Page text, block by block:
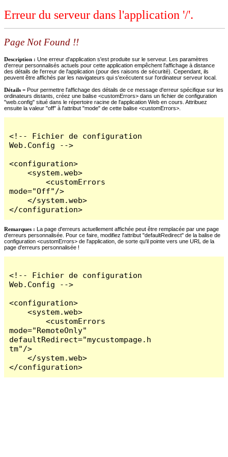
Erreur du serveur dans l'application '/'.
Page Not Found !!
Description : Une erreur d'application s'est produite sur le serveur. Les paramètres
d'erreur personnalisés actuels pour cette application empêchent l'affichage à distance
des détails de l'erreur de l'application (pour des raisons de sécurité). Cependant, ils
peuvent être affichés par les navigateurs qui s'exécutent sur l'ordinateur serveur local.
Détails = Pour permettre l'affichage des détails de ce message d'erreur spécifique sur les
ordinateurs distants, créez une balise <customErrors> dans un fichier de configuration
"web.config" situé dans le répertoire racine de l'application Web en cours. Attribuez
ensuite la valeur "off" à l'attribut "mode" de cette balise <customErrors>.
<!-- Fichier de configuration
Web.Config -->
<configuration>
    <system.web>
        <customErrors
mode="Off"/>
    </system.web>
</configuration>
Remarques : La page d'erreurs actuellement affichée peut être remplacée par une page
d'erreurs personnalisée. Pour ce faire, modifiez l'attribut "defaultRedirect" de la balise de
configuration <customErrors> de l'application, de sorte qu'il pointe vers une URL de la
page d'erreurs personnalisée !
<!-- Fichier de configuration
Web.Config -->
<configuration>
    <system.web>
        <customErrors
mode="RemoteOnly"
defaultRedirect="mycustompage.h
tm"/>
    </system.web>
</configuration>